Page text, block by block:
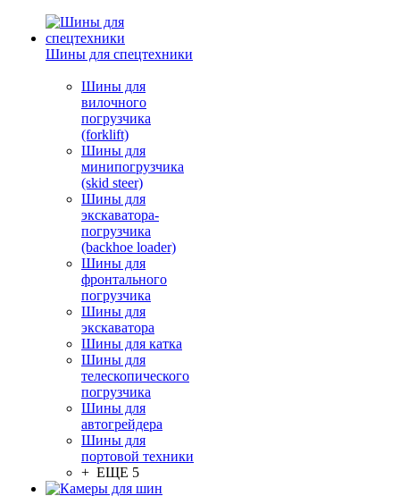
Шины для спецтехники
Шины для
вилочного
погрузчика
(forklift)
Шины для
минипогрузчика
(skid steer)
Шины для
экскаватора-
погрузчика
(backhoe loader)
Шины для
фронтального
погрузчика
Шины для
экскаватора
Шины для катка
Шины для
телескопического
погрузчика
Шины для
автогрейдера
Шины для
портовой техники
+ ЕЩЕ 5